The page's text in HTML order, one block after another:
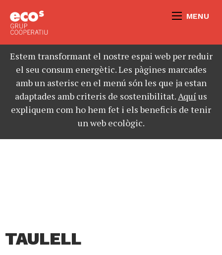
MENU
Estem transformant el nostre espai web per reduir
el seu consum energètic. Les pàgines marcades
amb un asterisc en el menú són les que ja estan
adaptades amb criteris de sostenibilitat.Aquíus
expliquem com ho hem fet i els beneficis de tenir
un web ecològic.
TAULELL